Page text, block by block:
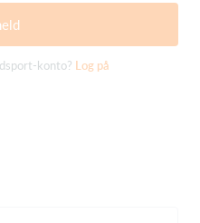
konto? Log på